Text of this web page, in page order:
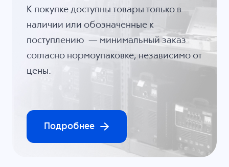
К покупке доступны товары только в
наличии или обозначенные к
поступлению — минимальный заказ
согласно нормоупаковке, независимо от
цены.
Подробнее